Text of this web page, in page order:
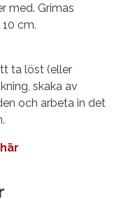
med. Grimas
cm.
ta löst (eller
skaka av
och arbeta in det